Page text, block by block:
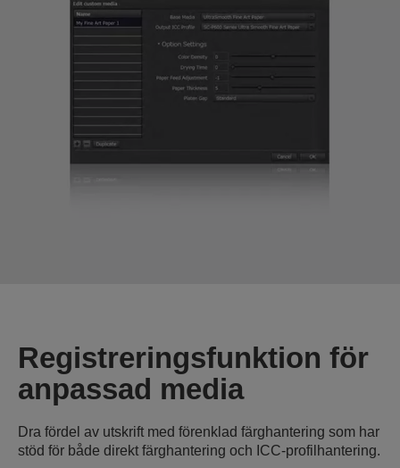
Registreringsfunktion för
anpassad media
Dra fördel av utskrift med förenklad färghantering som har
stöd för både direkt färghantering och ICC-profilhantering.